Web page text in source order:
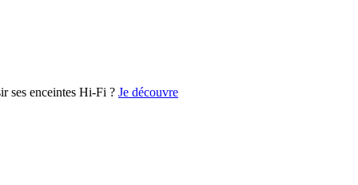
ses enceintes Hi-Fi ? Je découvre